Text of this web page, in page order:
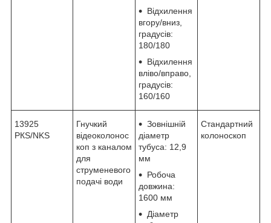
Відхилення
вгору/вниз,
градусів:
180/180
Відхилення
вліво/вправо,
градусів:
160/160
13925
РКЅ/NKS
Гнучкий
відеоколонос
коп з каналом
для
струменевого
подачі води
Зовнішній
діаметр
тубуса: 12,9
мм
Робоча
довжина:
1600 мм
Діаметр
Стандартний
колоноскоп